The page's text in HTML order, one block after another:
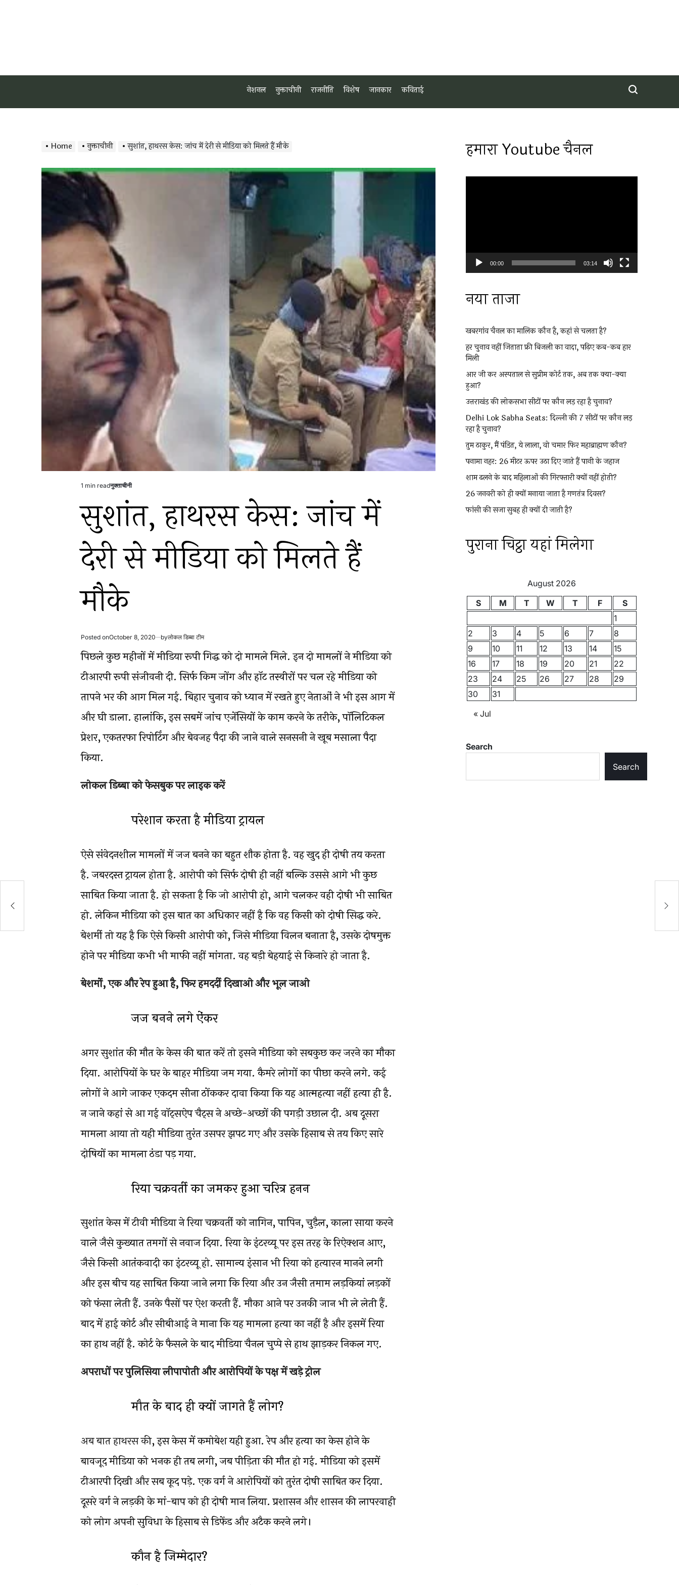
नेशनल नुक्ताचीनी राजनीति विशेष जानकार कविताई
Home नुक्ताचीनी सुशांत, हाथरस केस: जांच में देरी से मीडिया को मिलते हैं मौके
Estimated
time
1 min readPosted
नुक्ताचीनी
सुशांत, हाथरस केस: जांच में
देरी से मीडिया को मिलते हैं
मौके
Posted onOctober 8, 2020 byलोकल डिब्बा टीम
पिछले कुछ महीनों में मीडिया रूपी गिद्ध को दो मामले मिले. इन दो मामलों ने मीडिया को
टीआरपी रूपी संजीवनी दी. सिर्फ किम जोंग और हॉट तस्वीरों पर चल रहे मीडिया को
तापने भर की आग मिल गई. बिहार चुनाव को ध्यान में रखते हुए नेताओं ने भी इस आग में
और घी डाला. हालांकि, इस सबमें जांच एजेंसियों के काम करने के तरीके, पॉलिटिकल
प्रेशर, एकतरफा रिपोर्टिंग और बेवजह पैदा की जाने वाले सनसनी ने खूब मसाला पैदा
किया.
लोकल डिब्बा को फेसबुक पर लाइक करें
परेशान करता है मीडिया ट्रायल
ऐसे संवेदनशील मामलों में जज बनने का बहुत शौक होता है. वह खुद ही दोषी तय करता
है. जबरदस्त ट्रायल होता है. आरोपी को सिर्फ दोषी ही नहीं बल्कि उससे आगे भी कुछ
साबित किया जाता है. हो सकता है कि जो आरोपी हो, आगे चलकर वही दोषी भी साबित
हो. लेकिन मीडिया को इस बात का अधिकार नहीं है कि वह किसी को दोषी सिद्ध करे.
बेशर्मी तो यह है कि ऐसे किसी आरोपी को, जिसे मीडिया विलन बनाता है, उसके दोषमुक्त
होने पर मीडिया कभी भी माफी नहीं मांगता. वह बड़ी बेहयाई से किनारे हो जाता है.
बेशर्मो, एक और रेप हुआ है, फिर हमदर्दी दिखाओ और भूल जाओ
जज बनने लगे ऐंकर
अगर सुशांत की मौत के केस की बात करें तो इसने मीडिया को सबकुछ कर जरने का मौका
दिया. आरोपियों के घर के बाहर मीडिया जम गया. कैमरे लोगों का पीछा करने लगे. कई
लोगों ने आगे जाकर एकदम सीना ठोंककर दावा किया कि यह आत्महत्या नहीं हत्या ही है.
न जाने कहां से आ गई वॉट्सऐप चैट्स ने अच्छे-अच्छों की पगड़ी उछाल दी. अब दूसरा
मामला आया तो यही मीडिया तुरंत उसपर झपट गए और उसके हिसाब से तय किए सारे
दोषियों का मामला ठंडा पड़ गया.
रिया चक्रवर्ती का जमकर हुआ चरित्र हनन
सुशांत केस में टीवी मीडिया ने रिया चक्रवर्ती को नागिन, पापिन, चुड़ैल, काला साया करने
वाले जैसे कुख्यात तमगों से नवाज दिया. रिया के इंटरव्यू पर इस तरह के रिऐक्शन आए,
जैसे किसी आतंकवादी का इंटरव्यू हो. सामान्य इंसान भी रिया को हत्यारन मानने लगी
और इस बीच यह साबित किया जाने लगा कि रिया और उन जैसी तमाम लड़कियां लड़कों
को फंसा लेती हैं. उनके पैसों पर ऐश करती हैं. मौका आने पर उनकी जान भी ले लेती हैं.
बाद में हाई कोर्ट और सीबीआई ने माना कि यह मामला हत्या का नहीं है और इसमें रिया
का हाथ नहीं है. कोर्ट के फैसले के बाद मीडिया चैनल चुप्पे से हाथ झाड़कर निकल गए.
अपराधों पर पुलिसिया लीपापोती और आरोपियों के पक्ष में खड़े ट्रोल
मौत के बाद ही क्यों जागते हैं लोग?
अब बात हाथरस की, इस केस में कमोबेश यही हुआ. रेप और हत्या का केस होने के
बावजूद मीडिया को भनक ही तब लगी, जब पीड़िता की मौत हो गई. मीडिया को इसमें
टीआरपी दिखी और सब कूद पड़े. एक वर्ग ने आरोपियों को तुरंत दोषी साबित कर दिया.
दूसरे वर्ग ने लड़की के मां-बाप को ही दोषी मान लिया. प्रशासन और शासन की लापरवाही
को लोग अपनी सुविधा के हिसाब से डिफेंड और अटैक करने लगे।
कौन है जिम्मेदार?
हमारा Youtube चैनल
00:00 03:14
नया ताजा
खबरगांव चैनल का मालिक कौन है, कहां से चलता है?
हर चुनाव नहीं जिताता फ्री बिजली का वादा, पढ़िए कब-कब हार
मिली
आर जी कर अस्पताल से सुप्रीम कोर्ट तक, अब तक क्या-क्या
हुआ?
उत्तराखंड की लोकसभा सीटों पर कौन लड़ रहा है चुनाव?
Delhi Lok Sabha Seats: दिल्ली की 7 सीटों पर कौन लड़
रहा है चुनाव?
तुम ठाकुर, मैं पंडित, ये लाला, वो चमार फिर महाब्राह्मण कौन?
पनामा नहर: 26 मीटर ऊपर उठा दिए जाते हैं पानी के जहाज
शाम ढलने के बाद महिलाओं की गिरफ्तारी क्यों नहीं होती?
26 जनवरी को ही क्यों मनाया जाता है गणतंत्र दिवस?
फांसी की सजा सुबह ही क्यों दी जाती है?
पुराना चिट्ठा यहां मिलेगा
August 2026
S
M T W T F
S
1
2
3 4 5 6 7
8
9
10 11 12 13 14
15
16
17 18 19 20 21
22
23
24 25 26 27 28
29
30
31
« Jul
Search
Search